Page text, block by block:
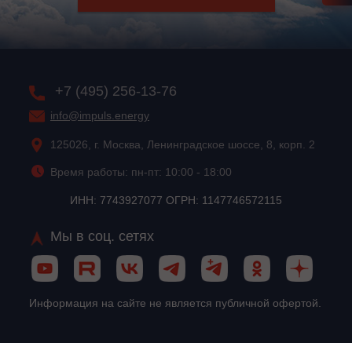
+7 (495) 256-13-76
info@impuls.energy
125026, г. Москва, Ленинградское шоссе, 8, корп. 2
Время работы: пн-пт: 10:00 - 18:00
ИНН: 7743927077 ОГРН: 1147746572115
Мы в соц. сетях
Информация на сайте не является публичной офертой.